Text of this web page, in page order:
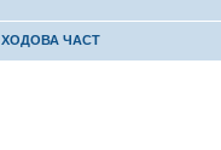
ХОДОВА ЧАСТ